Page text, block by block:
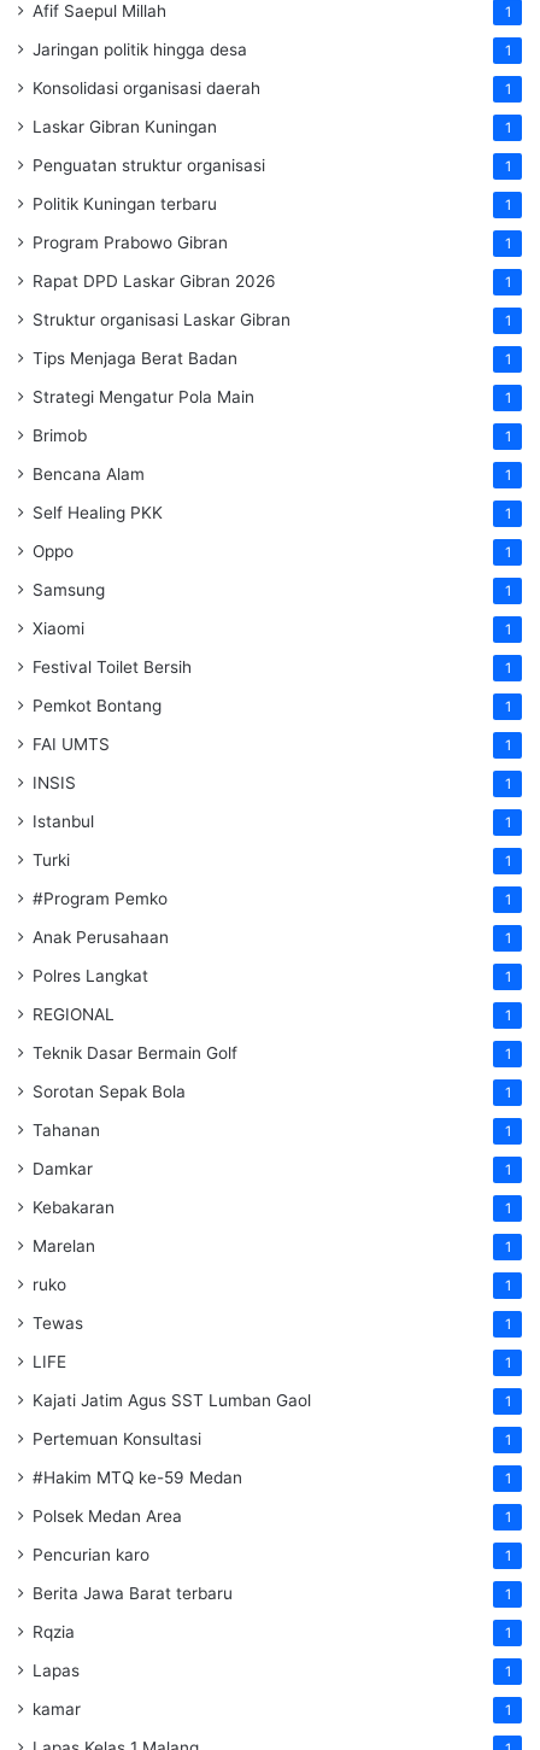
Afif Saepul Millah 1
Jaringan politik hingga desa 1
Konsolidasi organisasi daerah 1
Laskar Gibran Kuningan 1
Penguatan struktur organisasi 1
Politik Kuningan terbaru 1
Program Prabowo Gibran 1
Rapat DPD Laskar Gibran 2026 1
Struktur organisasi Laskar Gibran 1
Tips Menjaga Berat Badan 1
Strategi Mengatur Pola Main 1
Brimob 1
Bencana Alam 1
Self Healing PKK 1
Oppo 1
Samsung 1
Xiaomi 1
Festival Toilet Bersih 1
Pemkot Bontang 1
FAI UMTS 1
INSIS 1
Istanbul 1
Turki 1
#Program Pemko 1
Anak Perusahaan 1
Polres Langkat 1
REGIONAL 1
Teknik Dasar Bermain Golf 1
Sorotan Sepak Bola 1
Tahanan 1
Damkar 1
Kebakaran 1
Marelan 1
ruko 1
Tewas 1
LIFE 1
Kajati Jatim Agus SST Lumban Gaol 1
Pertemuan Konsultasi 1
#Hakim MTQ ke-59 Medan 1
Polsek Medan Area 1
Pencurian karo 1
Berita Jawa Barat terbaru 1
Rqzia 1
Lapas 1
kamar 1